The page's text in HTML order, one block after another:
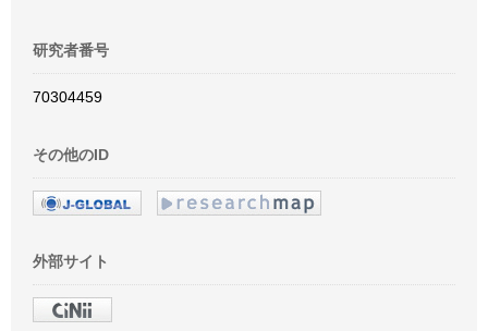
研究者番号
70304459
その他のID
外部サイト